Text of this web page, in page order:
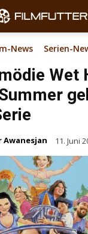
News Serien-
Wet
11. Juni